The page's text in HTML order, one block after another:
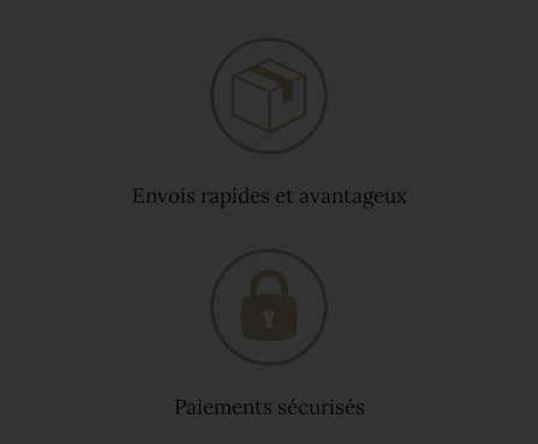
Envois rapides et avantageux
Paiements sécurisés